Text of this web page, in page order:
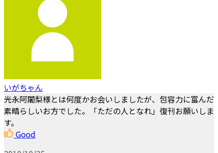
いがちゃん
光永阿闍梨様とは何度かお会いしましたが、包容力に富んだ
素晴らしいお方でした。「ただの人となれ」復刊お願いしま
す。
Good